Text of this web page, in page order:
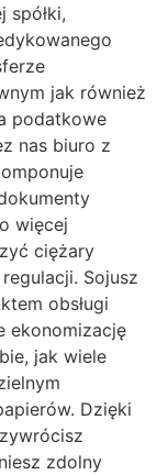
spółki,
jak również
podatkowe
nas biuro z
więcej
ciężary
Sojusz
obsługi
ekonomizację
jak wiele
Dzięki
zdolny